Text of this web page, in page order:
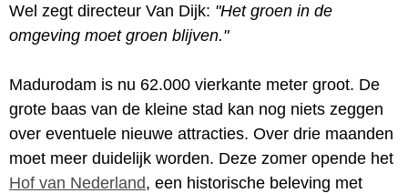
Wel zegt directeur Van Dijk: "Het groen in de
omgeving moet groen blijven."
Madurodam is nu 62.000 vierkante meter groot. De
grote baas van de kleine stad kan nog niets zeggen
over eventuele nieuwe attracties. Over drie maanden
moet meer duidelijk worden. Deze zomer opende het
Hof van Nederland, een historische beleving met